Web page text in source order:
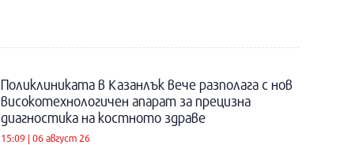
Поликлиниката в Казанлък вече разполага с нов
високотехнологичен апарат за прецизна
диагностика на костното здраве
15:09 | 06 август 26